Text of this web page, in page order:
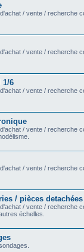
/ vente / recherche
/ vente / recherche
1/6
/ vente / recherche
/ vente / recherche
/ vente / recherche
/ pièces detachées
/ vente / recherche
échelles.